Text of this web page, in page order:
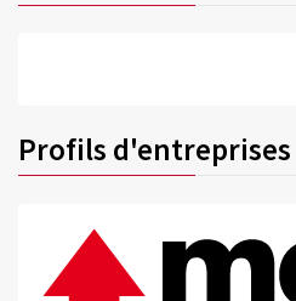
Profils d'entreprises